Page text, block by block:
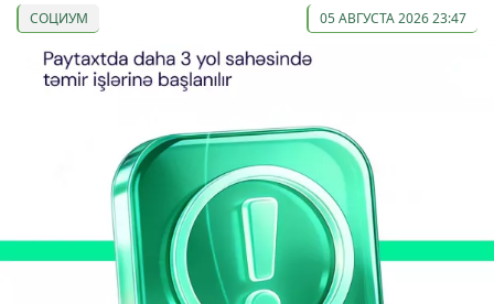
СОЦИУМ 05 АВГУСТА 2026 23:47